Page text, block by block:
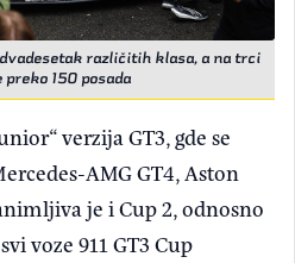
različitih klasa, a na trci
150 posada
verzija GT3, gde se
AMG GT4, Aston
je i Cup 2, odnosno
voze 911 GT3 Cup